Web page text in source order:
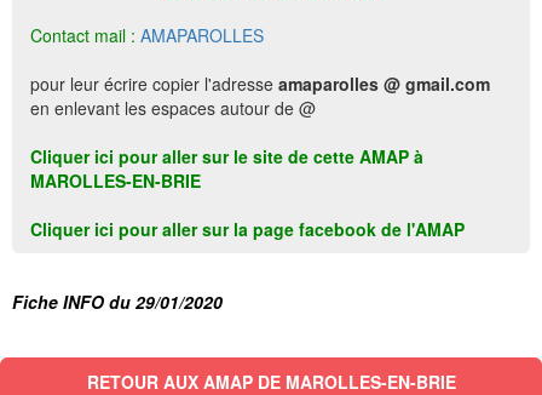
Contact mail : AMAPAROLLES
pour leur écrire copier l'adresse amaparolles @ gmail.com
en enlevant les espaces autour de @
Cliquer ici pour aller sur le site de cette AMAP à
MAROLLES-EN-BRIE
Cliquer ici pour aller sur la page facebook de l'AMAP
Fiche INFO du 29/01/2020
RETOUR AUX AMAP DE MAROLLES-EN-BRIE